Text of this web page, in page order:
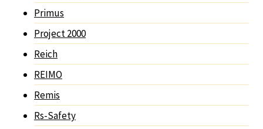
Primus
Project 2000
Reich
REIMO
Remis
Rs-Safety